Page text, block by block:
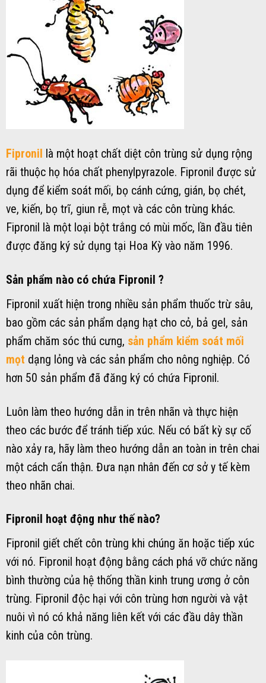
Fipronil
là một hoạt chất diệt côn trùng sử dụng rộng
rãi thuộc họ hóa chất phenylpyrazole. Fipronil được sử
dụng để kiểm soát mối, bọ cánh cứng, gián, bọ chét,
ve, kiến, bọ trĩ, giun rễ, mọt và các côn trùng khác.
Fipronil là một loại bột trắng có mùi mốc, lần đầu tiên
được đăng ký sử dụng tại Hoa Kỳ vào năm 1996.
Sản phẩm nào có chứa Fipronil ?
Fipronil xuất hiện trong nhiều sản phẩm thuốc trừ sâu,
bao gồm các sản phẩm dạng hạt cho cỏ, bả gel, sản
phẩm chăm sóc thú cưng, sản phẩm kiểm soát mối
mọt dạng lỏng và các sản phẩm cho nông nghiệp. Có
hơn 50 sản phẩm đã đăng ký có chứa Fipronil.
Luôn làm theo hướng dẫn in trên nhãn và thực hiện
theo các bước để tránh tiếp xúc. Nếu có bất kỳ sự cố
nào xảy ra, hãy làm theo hướng dẫn an toàn in trên chai
một cách cẩn thận. Đưa nạn nhân đến cơ sở y tế kèm
theo nhãn chai.
Fipronil hoạt động như thế nào?
Fipronil giết chết côn trùng khi chúng ăn hoặc tiếp xúc
với nó. Fipronil hoạt động bằng cách phá vỡ chức năng
bình thường của hệ thống thần kinh trung ương ở côn
trùng. Fipronil độc hại với côn trùng hơn người và vật
nuôi vì nó có khả năng liên kết với các đầu dây thần
kinh của côn trùng.